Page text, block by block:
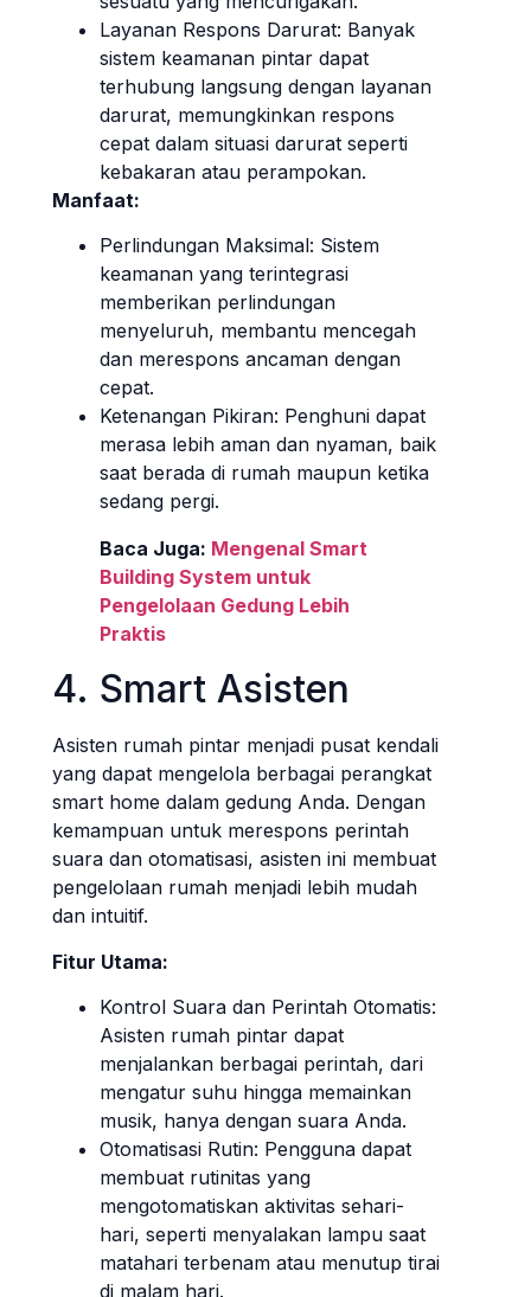
Layanan Respons Darurat: Banyak
sistem keamanan pintar dapat
terhubung langsung dengan layanan
darurat, memungkinkan respons
cepat dalam situasi darurat seperti
kebakaran atau perampokan.
Manfaat:
Perlindungan Maksimal: Sistem
keamanan yang terintegrasi
memberikan perlindungan
menyeluruh, membantu mencegah
dan merespons ancaman dengan
cepat.
Ketenangan Pikiran: Penghuni dapat
merasa lebih aman dan nyaman, baik
saat berada di rumah maupun ketika
sedang pergi.
Baca Juga: Mengenal Smart
Building System untuk
Pengelolaan Gedung Lebih
Praktis
4. Smart Asisten
Asisten rumah pintar menjadi pusat kendali
yang dapat mengelola berbagai perangkat
smart home dalam gedung Anda. Dengan
kemampuan untuk merespons perintah
suara dan otomatisasi, asisten ini membuat
pengelolaan rumah menjadi lebih mudah
dan intuitif.
Fitur Utama:
Kontrol Suara dan Perintah Otomatis:
Asisten rumah pintar dapat
menjalankan berbagai perintah, dari
mengatur suhu hingga memainkan
musik, hanya dengan suara Anda.
Otomatisasi Rutin: Pengguna dapat
membuat rutinitas yang
mengotomatiskan aktivitas sehari-
hari, seperti menyalakan lampu saat
matahari terbenam atau menutup tirai
di malam hari.